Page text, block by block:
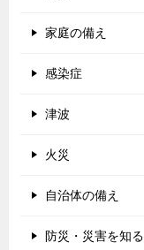
家庭の備え
感染症
津波
火災
自治体の備え
防災・災害を知る